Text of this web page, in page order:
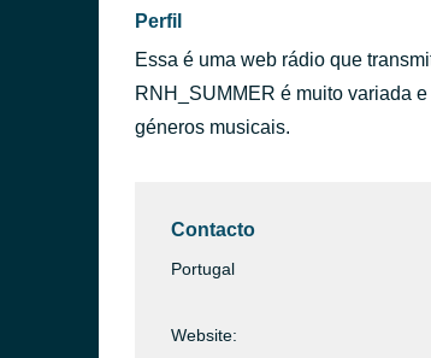
Perfil
Essa é uma web rádio que
RNH_SUMMER é muito variada
géneros musicais.
Contacto
Portugal
Website: